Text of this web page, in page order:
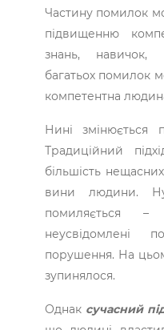
Частину помилок
підвищенню
знань, навичок,
багатьох помилок
компетентна
Нині змінюється
Традиційний
більшість
вини людини.
помиляється
неусвідомлені
порушення. На
зупинялося.
Однак сучасний